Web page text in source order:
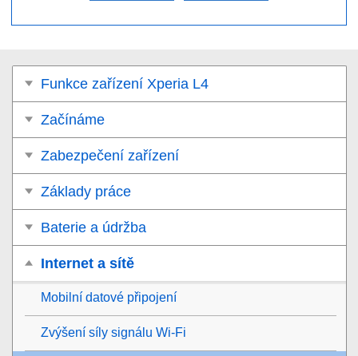
Funkce zařízení Xperia L4
Začínáme
Zabezpečení zařízení
Základy práce
Baterie a údržba
Internet a sítě
Mobilní datové připojení
Zvýšení síly signálu Wi-Fi